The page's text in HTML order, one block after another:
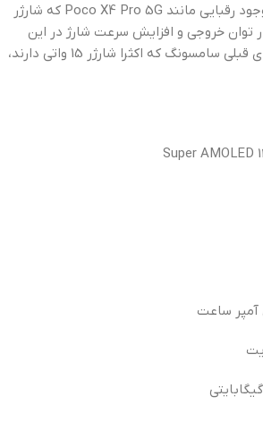
خوبی بوده و با توجه به وجود رقبایی مانند Poco X4 Pro 5G که شارژر
در توان خروجی و افزایش سرعت شارژ در این
گوشی نسبت به گوشی های قبلی سامسونگ که اکثرا شارژر 15 واتی دارند،